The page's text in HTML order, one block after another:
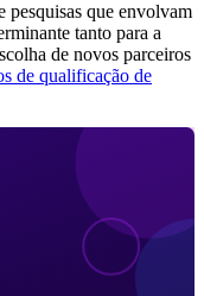
pesquisas que envolvam
tanto para a
de novos parceiros
de qualificação de